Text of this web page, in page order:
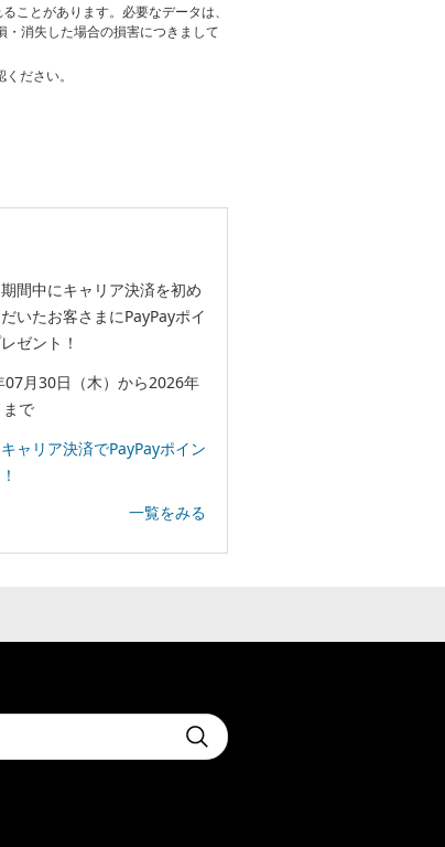
ことがあります。必要なデータは、
消失した場合の損害につきまして
ださい。
間中にキャリア決済を初め
いたお客さまにPayPayポイ
ゼント！
07月30日（木）から2026年
で
ャリア決済でPayPayポイン
一覧をみる
Submit